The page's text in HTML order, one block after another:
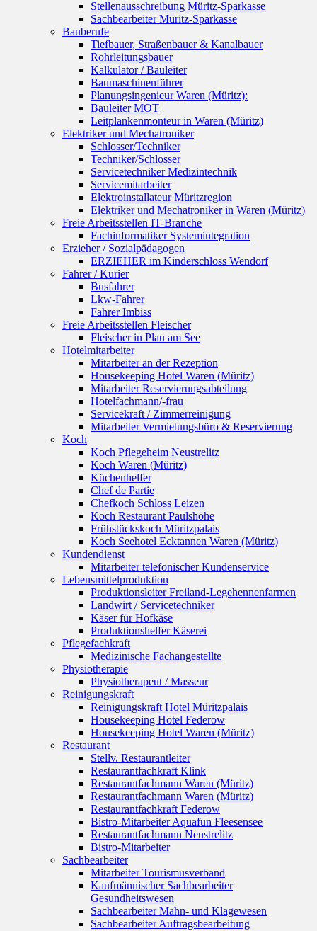
Stellenausschreibung Müritz-Sparkasse
Sachbearbeiter Müritz-Sparkasse
Bauberufe
Tiefbauer, Straßenbauer & Kanalbauer
Rohrleitungsbauer
Kalkulator / Bauleiter
Baumaschinenführer
Planungsingenieur Waren (Müritz):
Bauleiter MOT
Leitplankenmonteur in Waren (Müritz)
Elektriker und Mechatroniker
Schlosser/Techniker
Techniker/Schlosser
Servicetechniker Medizintechnik
Servicemitarbeiter
Elektroinstallateur Müritzregion
Elektriker und Mechatroniker in Waren (Müritz)
Freie Arbeitsstellen IT-Branche
Fachinformatiker Systemintegration
Erzieher / Sozialpädagogen
ERZIEHER im Kinderschloss Wendorf
Fahrer / Kurier
Busfahrer
Lkw-Fahrer
Fahrer Imbiss
Freie Arbeitsstellen Fleischer
Fleischer in Plau am See
Hotelmitarbeiter
Mitarbeiter an der Rezeption
Housekeeping Hotel Waren (Müritz)
Mitarbeiter Reservierungsabteilung
Hotelfachmann/-frau
Servicekraft / Zimmerreinigung
Mitarbeiter Vermietungsbüro & Reservierung
Koch
Koch Pflegeheim Neustrelitz
Koch Waren (Müritz)
Küchenhelfer
Chef de Partie
Chefkoch Schloss Leizen
Koch Restaurant Paulshöhe
Frühstückskoch Müritzpalais
Koch Seehotel Ecktannen Waren (Müritz)
Kundendienst
Mitarbeiter telefonischer Kundenservice
Lebensmittelproduktion
Produktionsleiter Freiland-Legehennenfarmen
Landwirt / Servicetechniker
Käser für Hofkäse
Produktionshelfer Käserei
Pflegefachkraft
Medizinische Fachangestellte
Physiotherapie
Physiotherapeut / Masseur
Reinigungskraft
Reinigungskraft Hotel Müritzpalais
Housekeeping Hotel Federow
Housekeeping Hotel Waren (Müritz)
Restaurant
Stellv. Restaurantleiter
Restaurantfachkraft Klink
Restaurantfachmann Waren (Müritz)
Restaurantfachmann Waren (Müritz)
Restaurantfachkraft Federow
Bistro-Mitarbeiter Aquafun Fleesensee
Restaurantfachmann Neustrelitz
Bistro-Mitarbeiter
Sachbearbeiter
Mitarbeiter Tourismusverband
Kaufmännischer Sachbearbeiter
Gesundheitswesen
Sachbearbeiter Mahn- und Klagewesen
Sachbearbeiter Auftragsbearbeitung